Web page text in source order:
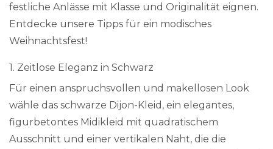
festliche Anlässe mit Klasse und Originalität eignen.
Entdecke unsere Tipps für ein modisches
Weihnachtsfest!
1. Zeitlose Eleganz in Schwarz
Für einen anspruchsvollen und makellosen Look
wähle das schwarze Dijon-Kleid, ein elegantes,
figurbetontes Midikleid mit quadratischem
Ausschnitt und einer vertikalen Naht, die die